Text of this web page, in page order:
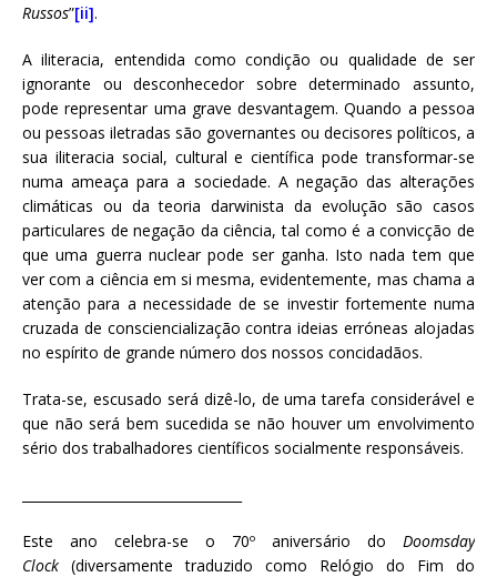
Russos”[ii].
A iliteracia, entendida como condição ou qualidade de ser
ignorante ou desconhecedor sobre determinado assunto,
pode representar uma grave desvantagem. Quando a pessoa
ou pessoas iletradas são governantes ou decisores políticos, a
sua iliteracia social, cultural e científica pode transformar-se
numa ameaça para a sociedade. A negação das alterações
climáticas ou da teoria darwinista da evolução são casos
particulares de negação da ciência, tal como é a convicção de
que uma guerra nuclear pode ser ganha. Isto nada tem que
ver com a ciência em si mesma, evidentemente, mas chama a
atenção para a necessidade de se investir fortemente numa
cruzada de consciencialização contra ideias erróneas alojadas
no espírito de grande número dos nossos concidadãos.
Trata-se, escusado será dizê-lo, de uma tarefa considerável e
que não será bem sucedida se não houver um envolvimento
sério dos trabalhadores científicos socialmente responsáveis.
Este ano celebra-se o 70º aniversário do Doomsday
Clock (diversamente traduzido como Relógio do Fim do